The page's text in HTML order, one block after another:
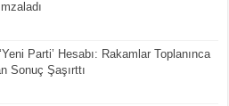
Parti’ Hesabı: Rakamlar Toplanınca
Sonuç Şaşırttı